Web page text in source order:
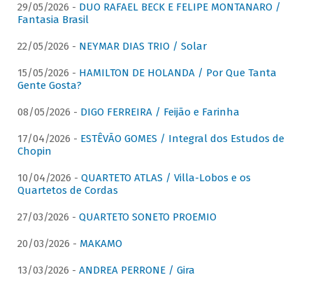
29/05/2026 - DUO RAFAEL BECK E FELIPE MONTANARO /
Fantasia Brasil
22/05/2026 - NEYMAR DIAS TRIO / Solar
15/05/2026 - HAMILTON DE HOLANDA / Por Que Tanta
Gente Gosta?
08/05/2026 - DIGO FERREIRA / Feijão e Farinha
17/04/2026 - ESTÊVÃO GOMES / Integral dos Estudos de
Chopin
10/04/2026 - QUARTETO ATLAS / Villa-Lobos e os
Quartetos de Cordas
27/03/2026 - QUARTETO SONETO PROEMIO
20/03/2026 - MAKAMO
13/03/2026 - ANDREA PERRONE / Gira